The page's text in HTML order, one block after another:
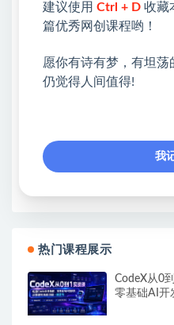
站长微信：无
类&副业类，资源丰富 物
❤能助您：找项目 + 低成
开启网络之门，广受好评
❤如果您也依存于互联网
热门课程展示
CodeX从0
零基础AI开
建议使用 Ctrl + D 收藏
篇优秀网创课程哟！
愿你有诗有梦，有坦荡
仍觉得人间值得!
我